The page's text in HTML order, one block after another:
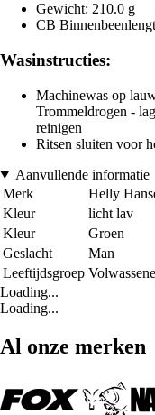
Gewicht: 210.0 g
CB
Wasinstructies:
Machinewas op
Trommeldrogen -
reinigen
Ritsen sluiten voor
Aanvullende informatie
Merk
Helly
Kleur
licht lav
Kleur
Groen
Geslacht
Man
Leeftijdsgroep Volwassene
Loading...
Loading...
Al onze merken